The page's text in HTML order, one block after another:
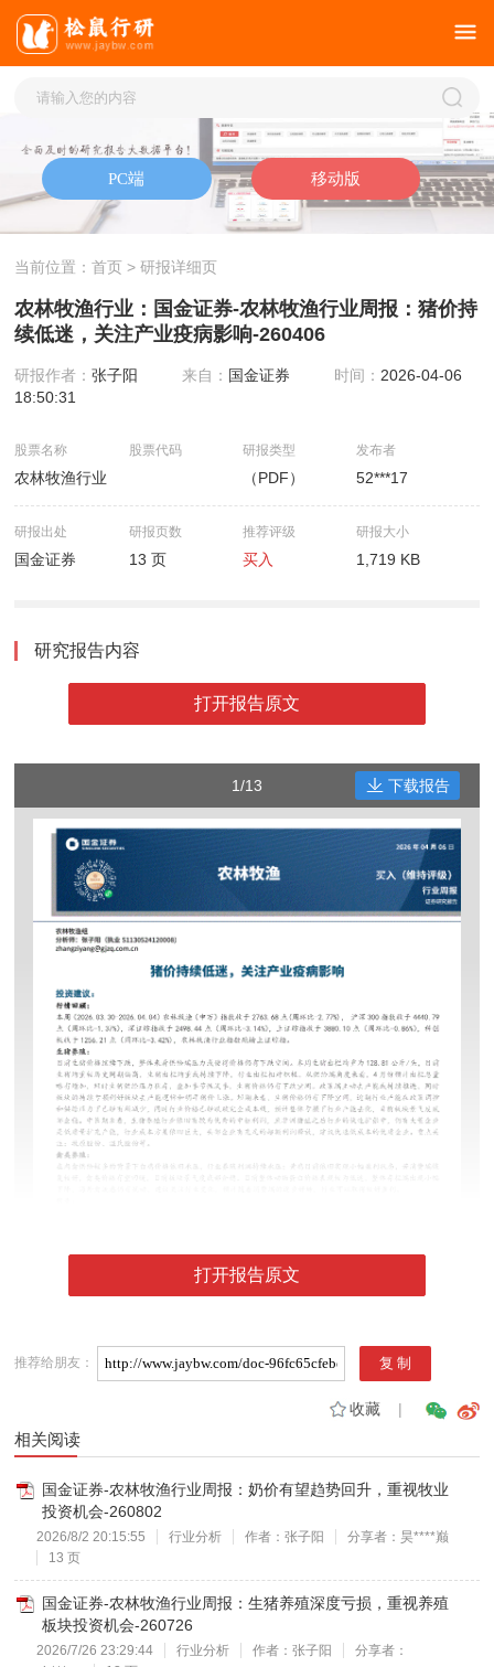
当前位置：首页 > 研报详细页
农林牧渔行业：国金证券-农林牧渔行业周报：猪价持
续低迷，关注产业疫病影响-260406
研报作者：张子阳 来自： 国金证券 时间： 2026-04-06
18:50:31
股票名称
农林牧渔行业
股票代码 研报类型
（PDF）
发布者
52***17
研报出处
国金证券
研报页数
13 页
推荐评级
买入
研报大小
1,719 KB
研究报告内容
打开报告原文
1/13 下载报告
打开报告原文
推荐给朋友：
收藏|
相关阅读
国金证券-农林牧渔行业周报：奶价有望趋势回升，重视牧业
投资机会-260802
2026/8/2 20:15:55 行业分析 作者：张子阳
分享者：昊****巅
13 页
国金证券-农林牧渔行业周报：生猪养殖深度亏损，重视养殖
板块投资机会-260726
2026/7/26 23:29:44 行业分析 作者：张子阳
分享者：